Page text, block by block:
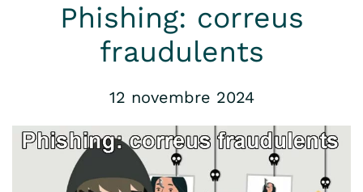
Phishing: correus
fraudulents
12 novembre 2024